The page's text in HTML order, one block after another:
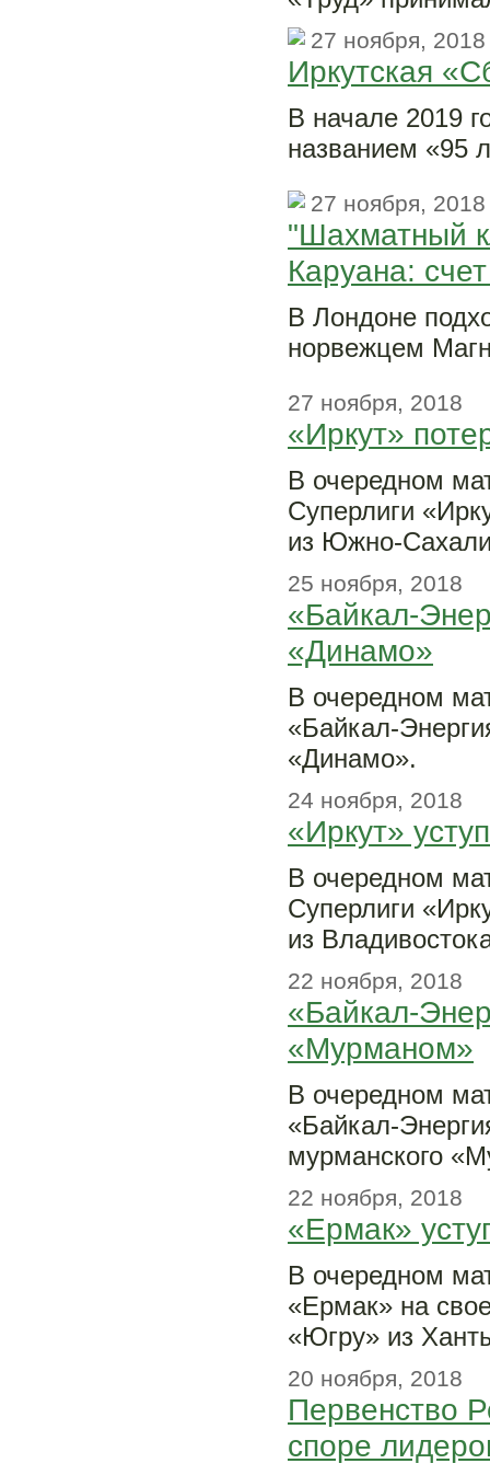
27 ноября, 2018
Иркутская
В начале 2019
названием «95
27 ноября, 2018
"Шахматный
Каруана:
В Лондоне
норвежцем
27 ноября, 2018
«Иркут»
В очередном
Суперлиги
из Южно-
25 ноября, 2018
«Байкал-
«Динамо»
В очередном
«Байкал-
«Динамо».
24 ноября, 2018
«Иркут»
В очередном
Суперлиги
из
22 ноября, 2018
«Байкал-
«Мурманом»
В очередном
«Байкал-
мурманского
22 ноября, 2018
«Ермак»
В очередном
«Ермак» на
«Югру» из
20 ноября, 2018
Первенство
споре